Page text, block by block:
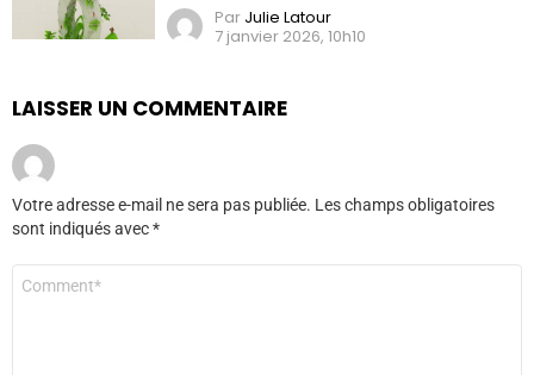
Par Julie Latour
7 janvier 2026, 10h10
LAISSER UN COMMENTAIRE
Votre adresse e-mail ne sera pas publiée. Les champs obligatoires
sont indiqués avec*